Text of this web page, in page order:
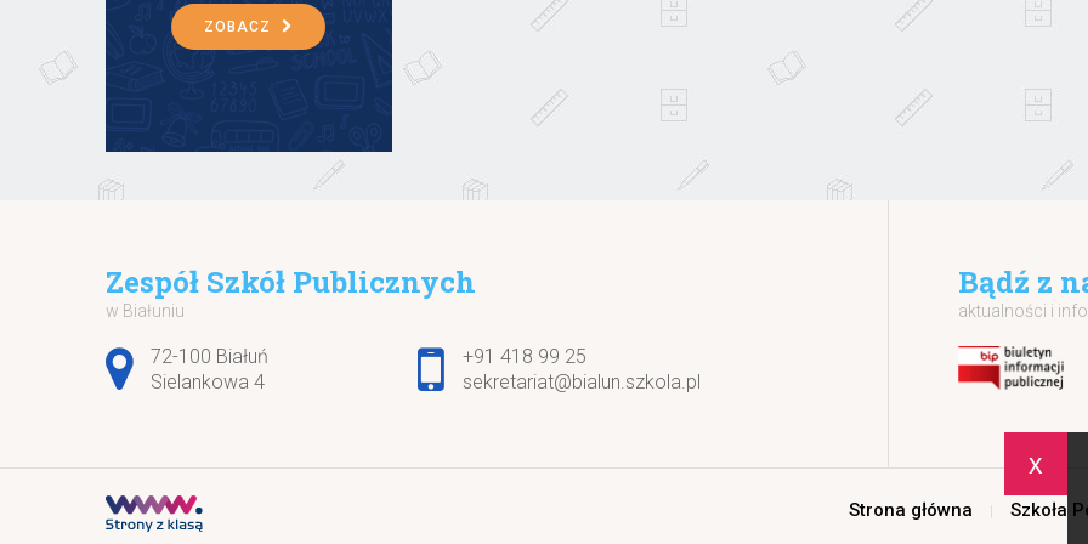
x
ZOBACZ
Zespół Szkół Publicznych
w Białuniu
Adres pocztowy:
72-100 Białuń
Sielankowa 4
+91 418 99 25
sekretariat@bialun.szkola.pl
Bądź z
aktualności i
Strona główna Szkoła